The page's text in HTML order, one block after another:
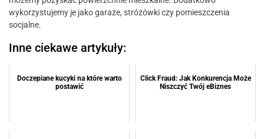
wykorzystujemy je jako garaże, stróżówki czy pomieszczenia
socjalne.
Inne ciekawe artykuły:
Doczepiane kucyki na które warto
postawić
Click Fraud: Jak Konkurencja Może
Niszczyć Twój eBiznes